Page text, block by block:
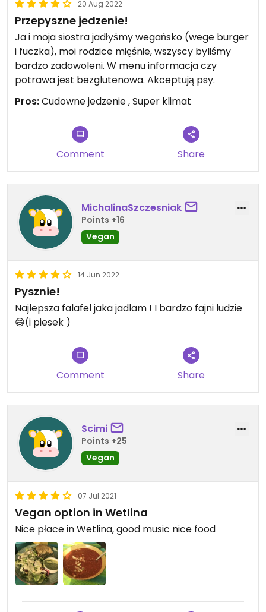
20 Aug 2022
Przepyszne jedzenie!
Ja i moja siostra jadłyśmy wegańsko (wege burger
i fuczka), moi rodzice mięśnie, wszyscy byliśmy
bardzo zadowoleni. W menu informacja czy
potrawa jest bezglutenowa. Akceptują psy.
Pros:Cudowne jedzenie , Super klimat
Comment Share
MichalinaSzczesniak
Points +16
Vegan
14 Jun 2022
Pysznie!
Najlepsza falafel jaka jadlam ! I bardzo fajni ludzie
😄(i piesek )
Comment Share
Scimi
Points +25
Vegan
07 Jul 2021
Vegan option in Wetlina
Nice płace in Wetlina, good music nice food